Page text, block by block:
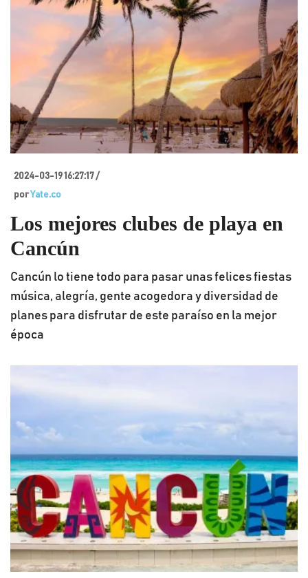
2024-03-19 16:27:17 /
porYate.co
Los mejores clubes de playa en
Cancún
Cancún lo tiene todo para pasar unas felices fiestas
música, alegría, gente acogedora y diversidad de
planes para disfrutar de este paraíso en la mejor
época